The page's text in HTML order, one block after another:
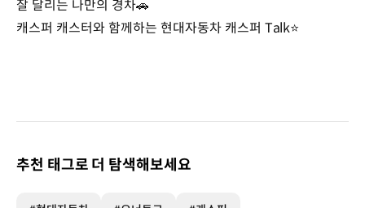
잘 달리는 나만의 경차🚗
캐스퍼 캐스터와 함께하는 현대자동차 캐스퍼 Talk⭐
추천 태그로 더 탐색해보세요